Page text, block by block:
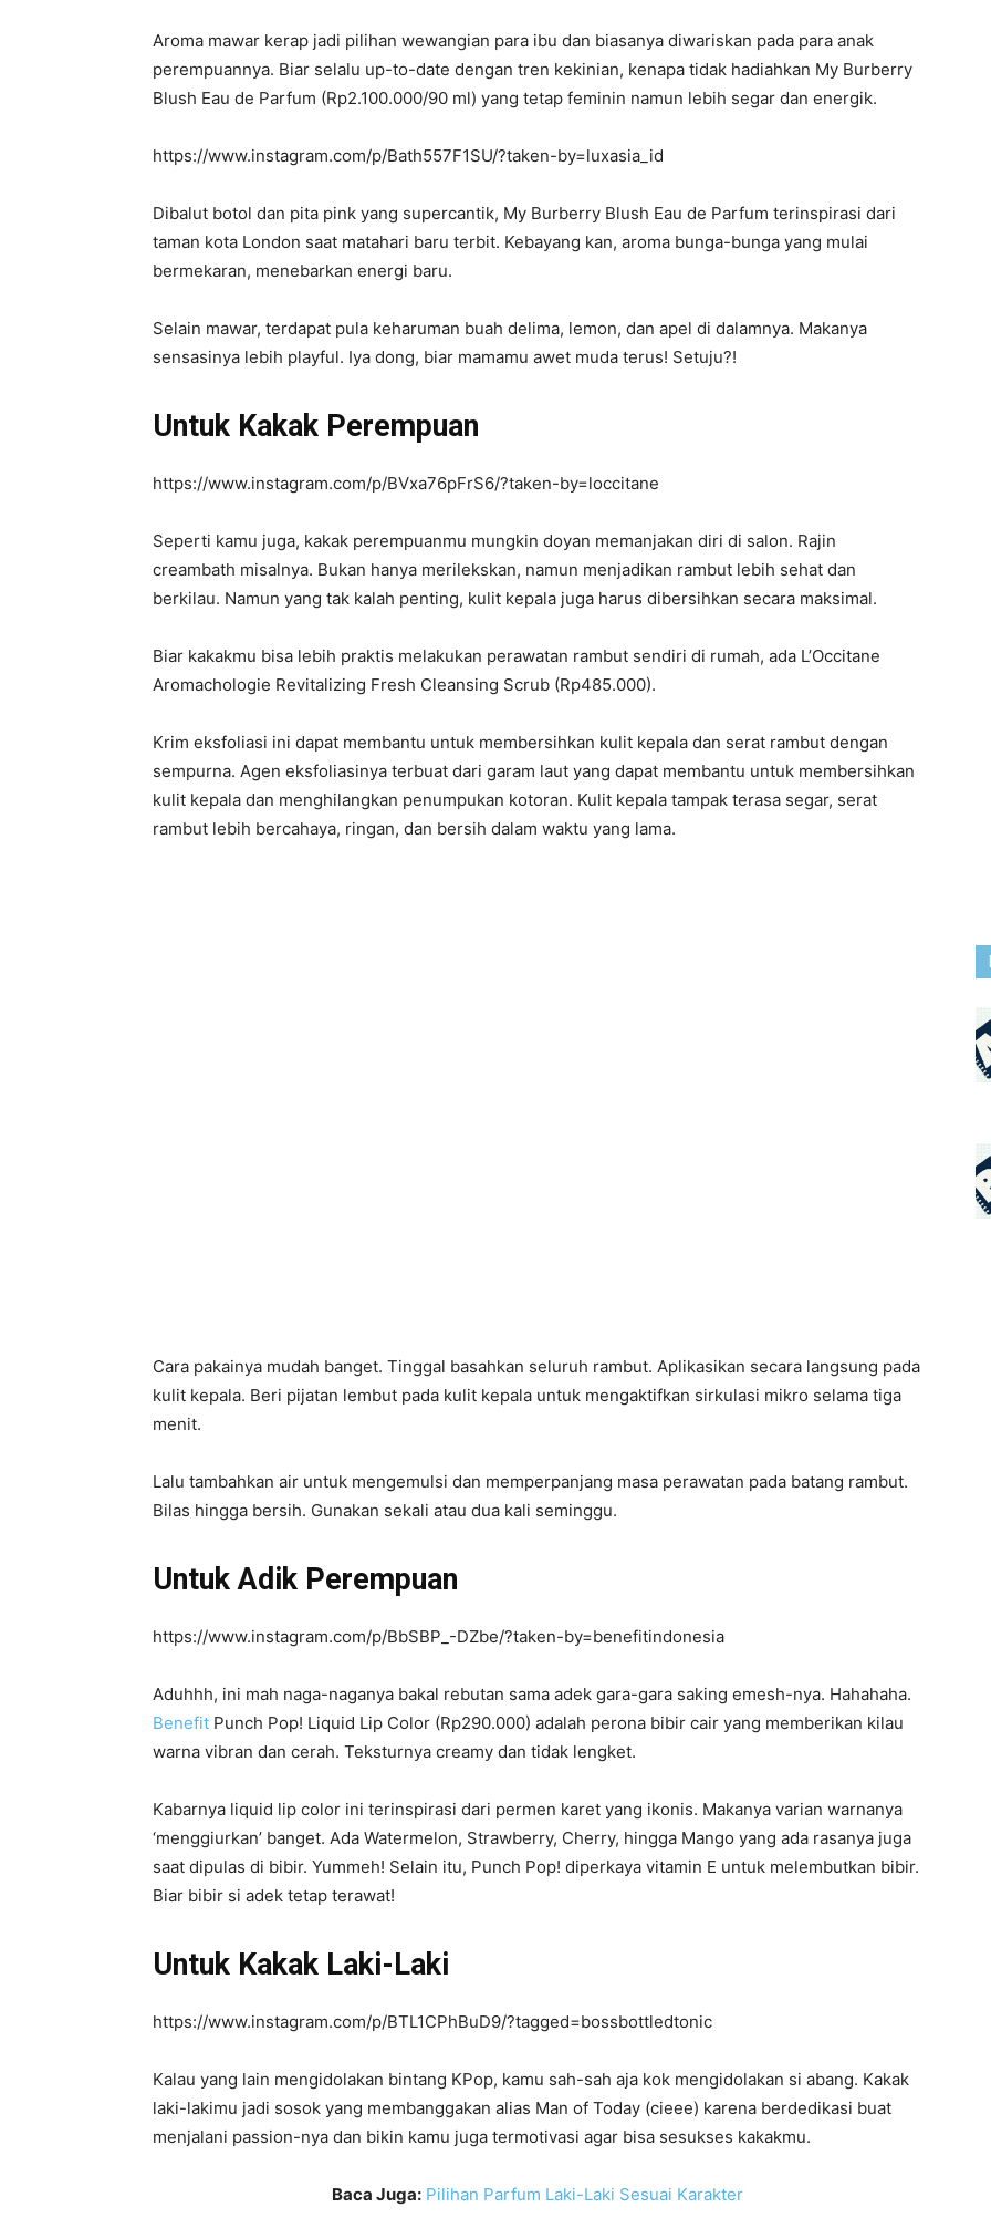
Aroma mawar kerap jadi pilihan wewangian para ibu dan biasanya diwariskan pada para anak
perempuannya. Biar selalu up-to-date dengan tren kekinian, kenapa tidak hadiahkan My Burberry
Blush Eau de Parfum (Rp2.100.000/90 ml) yang tetap feminin namun lebih segar dan energik.
https://www.instagram.com/p/Bath557F1SU/?taken-by=luxasia_id
Dibalut botol dan pita pink yang supercantik, My Burberry Blush Eau de Parfum terinspirasi dari
taman kota London saat matahari baru terbit. Kebayang kan, aroma bunga-bunga yang mulai
bermekaran, menebarkan energi baru.
Selain mawar, terdapat pula keharuman buah delima, lemon, dan apel di dalamnya. Makanya
sensasinya lebih playful. Iya dong, biar mamamu awet muda terus! Setuju?!
Untuk Kakak Perempuan
https://www.instagram.com/p/BVxa76pFrS6/?taken-by=loccitane
Seperti kamu juga, kakak perempuanmu mungkin doyan memanjakan diri di salon. Rajin
creambath misalnya. Bukan hanya merilekskan, namun menjadikan rambut lebih sehat dan
berkilau. Namun yang tak kalah penting, kulit kepala juga harus dibersihkan secara maksimal.
Biar kakakmu bisa lebih praktis melakukan perawatan rambut sendiri di rumah, ada L’Occitane
Aromachologie Revitalizing Fresh Cleansing Scrub (Rp485.000).
Krim eksfoliasi ini dapat membantu untuk membersihkan kulit kepala dan serat rambut dengan
sempurna. Agen eksfoliasinya terbuat dari garam laut yang dapat membantu untuk membersihkan
kulit kepala dan menghilangkan penumpukan kotoran. Kulit kepala tampak terasa segar, serat
rambut lebih bercahaya, ringan, dan bersih dalam waktu yang lama.
Cara pakainya mudah banget. Tinggal basahkan seluruh rambut. Aplikasikan secara langsung pada
kulit kepala. Beri pijatan lembut pada kulit kepala untuk mengaktifkan sirkulasi mikro selama tiga
menit.
Lalu tambahkan air untuk mengemulsi dan memperpanjang masa perawatan pada batang rambut.
Bilas hingga bersih. Gunakan sekali atau dua kali seminggu.
Untuk Adik Perempuan
https://www.instagram.com/p/BbSBP_-DZbe/?taken-by=benefitindonesia
Aduhhh, ini mah naga-naganya bakal rebutan sama adek gara-gara saking emesh-nya. Hahahaha.
Benefit Punch Pop! Liquid Lip Color (Rp290.000) adalah perona bibir cair yang memberikan kilau
warna vibran dan cerah. Teksturnya creamy dan tidak lengket.
Kabarnya liquid lip color ini terinspirasi dari permen karet yang ikonis. Makanya varian warnanya
‘menggiurkan’ banget. Ada Watermelon, Strawberry, Cherry, hingga Mango yang ada rasanya juga
saat dipulas di bibir. Yummeh! Selain itu, Punch Pop! diperkaya vitamin E untuk melembutkan bibir.
Biar bibir si adek tetap terawat!
Untuk Kakak Laki-Laki
https://www.instagram.com/p/BTL1CPhBuD9/?tagged=bossbottledtonic
Kalau yang lain mengidolakan bintang KPop, kamu sah-sah aja kok mengidolakan si abang. Kakak
laki-lakimu jadi sosok yang membanggakan alias Man of Today (cieee) karena berdedikasi buat
menjalani passion-nya dan bikin kamu juga termotivasi agar bisa sesukses kakakmu.
Baca Juga: Pilihan Parfum Laki-Laki Sesuai Karakter